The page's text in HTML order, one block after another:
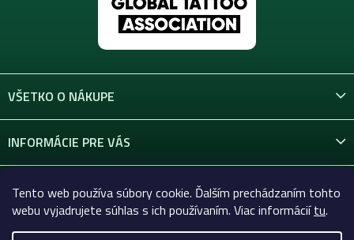
Tento web používa súbory cookie. Ďalším prechádzaním tohto
webu vyjadrujete súhlas s ich používaním. Viac informáciítu.
VŠETKO O NÁKUPE
INFORMÁCIE PRE VÁS
KONTAKT